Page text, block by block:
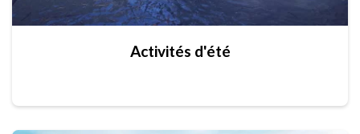
Activités d'été